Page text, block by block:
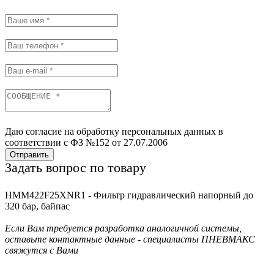
Даю согласие на обработку персональных данных в
соответствии с ФЗ №152 от 27.07.2006
Отправить
Задать вопрос по товару
HMM422F25XNR1 - Фильтр гидравлический напорный до
320 бар, байпас
Если Вам требуется разработка аналогичной системы,
оставьте контактные данные - специалисты ПНЕВМАКС
свяжутся с Вами